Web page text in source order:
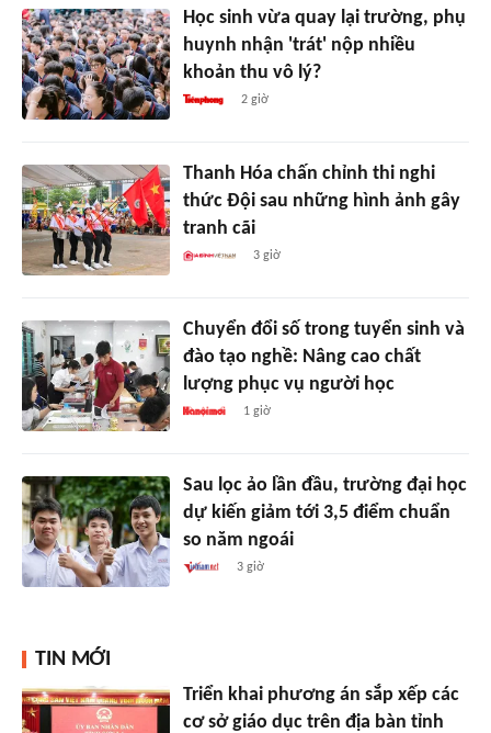
Học sinh vừa quay lại trường, phụ
huynh nhận 'trát' nộp nhiều
khoản thu vô lý?
2 giờ
Thanh Hóa chấn chỉnh thi nghi
thức Đội sau những hình ảnh gây
tranh cãi
3 giờ
Chuyển đổi số trong tuyển sinh và
đào tạo nghề: Nâng cao chất
lượng phục vụ người học
1 giờ
Sau lọc ảo lần đầu, trường đại học
dự kiến giảm tới 3,5 điểm chuẩn
so năm ngoái
3 giờ
TIN MỚI
Triển khai phương án sắp xếp các
cơ sở giáo dục trên địa bàn tỉnh